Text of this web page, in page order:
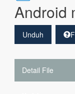
Android
Unduh
Detail File